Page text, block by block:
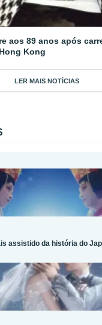
aos 89 anos após
Kong
LER MAIS NOTÍCIAS
assistido da história do